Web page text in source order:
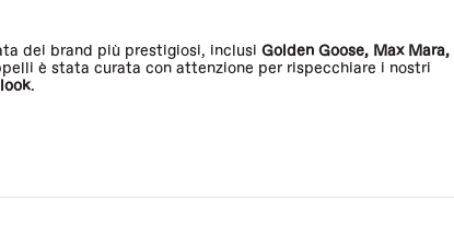
dei brand più prestigiosi, inclusi Golden Goose, Max Mara,
è stata curata con attenzione per rispecchiare i nostri
.